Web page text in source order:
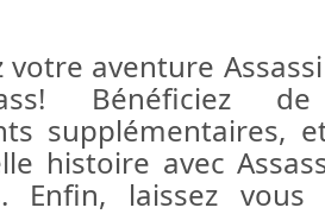
aventure
Bénéficiez
supplémentaires,
histoire avec
Enfin, laissez